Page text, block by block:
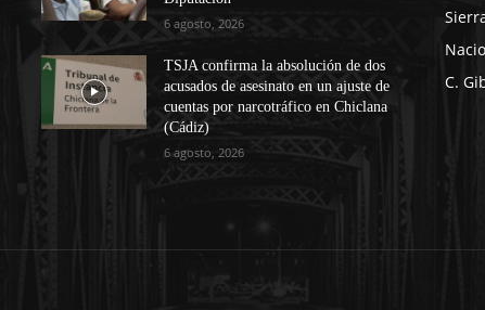
6 agosto, 2026
TSJA confirma la absolución de dos
acusados de asesinato en un ajuste de
cuentas por narcotráfico en Chiclana
(Cádiz)
6 agosto, 2026
C.